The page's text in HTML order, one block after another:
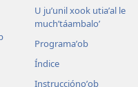
U juʼunil xook utiaʼal le
muchʼtáambaloʼ
Programaʼob
Índice
Instrucciónoʼob